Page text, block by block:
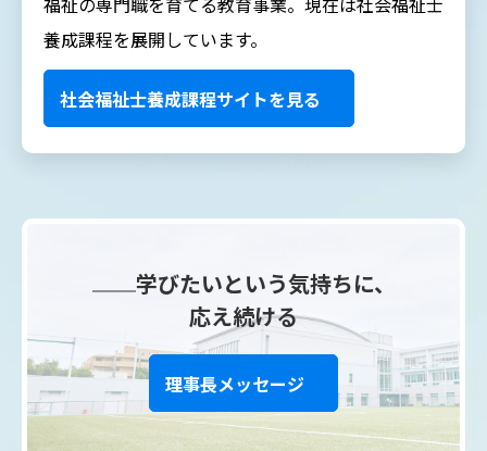
養成課程を展開しています。
社会福祉士養成課程サイトを見る
学びたいという気持ちに、
応え続ける
理事長メッセージ